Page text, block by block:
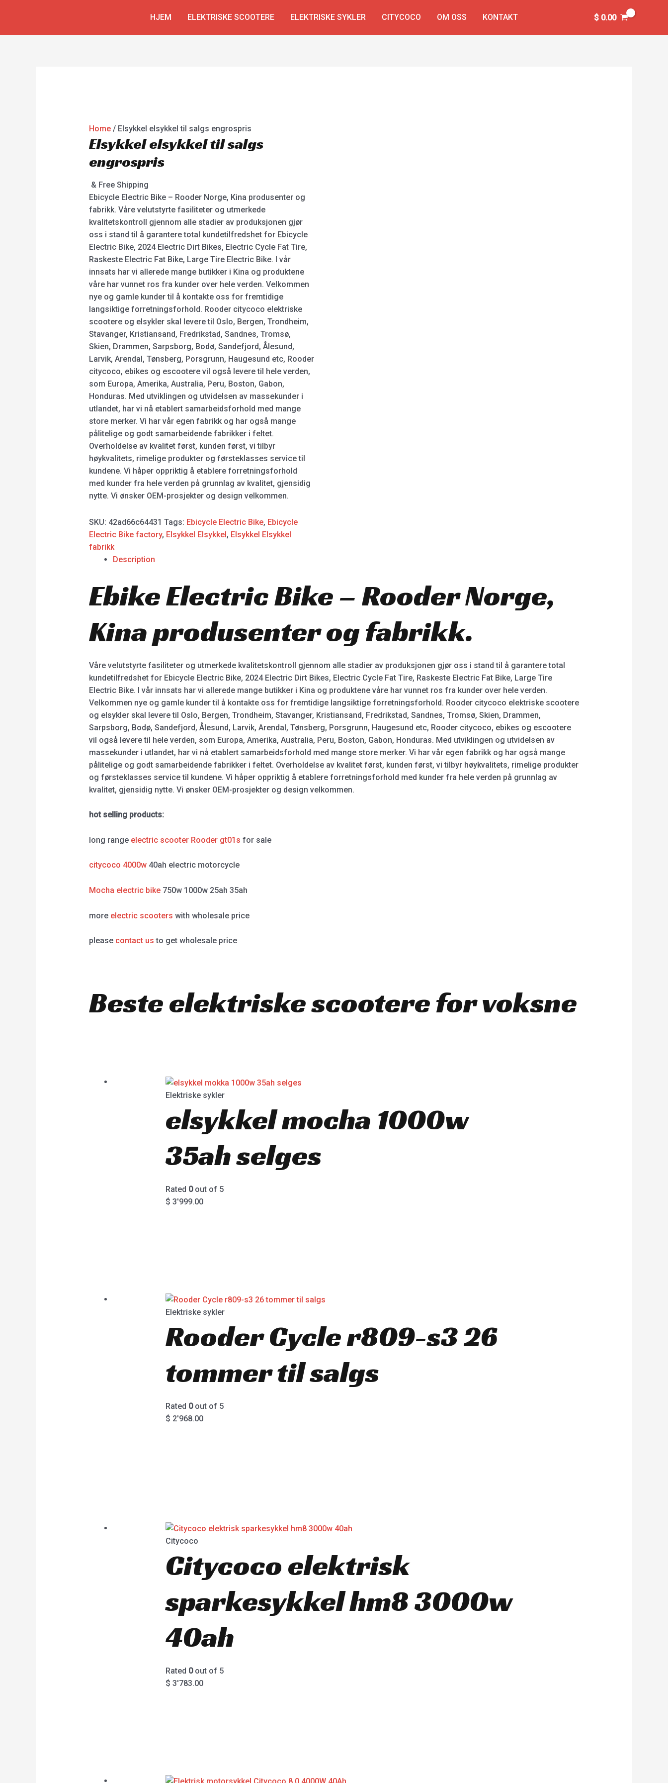
HJEM ELEKTRISKE SCOOTERE ELEKTRISKE SYKLER CITYCOCO OM OSS KONTAKT $0.00
Home/ Elsykkel elsykkel til salgs engrospris
Elsykkel elsykkel til salgs
engrospris
& Free Shipping
Ebicycle Electric Bike – Rooder Norge, Kina produsenter og
fabrikk. Våre velutstyrte fasiliteter og utmerkede
kvalitetskontroll gjennom alle stadier av produksjonen gjør
oss i stand til å garantere total kundetilfredshet for Ebicycle
Electric Bike, 2024 Electric Dirt Bikes, Electric Cycle Fat Tire,
Raskeste Electric Fat Bike, Large Tire Electric Bike. I vår
innsats har vi allerede mange butikker i Kina og produktene
våre har vunnet ros fra kunder over hele verden. Velkommen
nye og gamle kunder til å kontakte oss for fremtidige
langsiktige forretningsforhold. Rooder citycoco elektriske
scootere og elsykler skal levere til Oslo, Bergen, Trondheim,
Stavanger, Kristiansand, Fredrikstad, Sandnes, Tromsø,
Skien, Drammen, Sarpsborg, Bodø, Sandefjord, Ålesund,
Larvik, Arendal, Tønsberg, Porsgrunn, Haugesund etc, Rooder
citycoco, ebikes og escootere vil også levere til hele verden,
som Europa, Amerika, Australia, Peru, Boston, Gabon,
Honduras. Med utviklingen og utvidelsen av massekunder i
utlandet, har vi nå etablert samarbeidsforhold med mange
store merker. Vi har vår egen fabrikk og har også mange
pålitelige og godt samarbeidende fabrikker i feltet.
Overholdelse av kvalitet først, kunden først, vi tilbyr
høykvalitets, rimelige produkter og førsteklasses service til
kundene. Vi håper oppriktig å etablere forretningsforhold
med kunder fra hele verden på grunnlag av kvalitet, gjensidig
nytte. Vi ønsker OEM-prosjekter og design velkommen.
SKU: 42ad66c64431 Tags: Ebicycle Electric Bike, Ebicycle
Electric Bike factory, Elsykkel Elsykkel, Elsykkel Elsykkel
fabrikk
Description
Ebike Electric Bike – Rooder Norge,
Kina produsenter og fabrikk.
Våre velutstyrte fasiliteter og utmerkede kvalitetskontroll gjennom alle stadier av produksjonen gjør oss i stand til å garantere total
kundetilfredshet for Ebicycle Electric Bike, 2024 Electric Dirt Bikes, Electric Cycle Fat Tire, Raskeste Electric Fat Bike, Large Tire
Electric Bike. I vår innsats har vi allerede mange butikker i Kina og produktene våre har vunnet ros fra kunder over hele verden.
Velkommen nye og gamle kunder til å kontakte oss for fremtidige langsiktige forretningsforhold. Rooder citycoco elektriske scootere
og elsykler skal levere til Oslo, Bergen, Trondheim, Stavanger, Kristiansand, Fredrikstad, Sandnes, Tromsø, Skien, Drammen,
Sarpsborg, Bodø, Sandefjord, Ålesund, Larvik, Arendal, Tønsberg, Porsgrunn, Haugesund etc, Rooder citycoco, ebikes og escootere
vil også levere til hele verden, som Europa, Amerika, Australia, Peru, Boston, Gabon, Honduras. Med utviklingen og utvidelsen av
massekunder i utlandet, har vi nå etablert samarbeidsforhold med mange store merker. Vi har vår egen fabrikk og har også mange
pålitelige og godt samarbeidende fabrikker i feltet. Overholdelse av kvalitet først, kunden først, vi tilbyr høykvalitets, rimelige produkter
og førsteklasses service til kundene. Vi håper oppriktig å etablere forretningsforhold med kunder fra hele verden på grunnlag av
kvalitet, gjensidig nytte. Vi ønsker OEM-prosjekter og design velkommen.
hot selling products:
long range electric scooter Rooder gt01s for sale
citycoco 4000w40ah electric motorcycle
Mocha electric bike750w 1000w 25ah 35ah
more electric scooters with wholesale price
please contact us to get wholesale price
Beste elektriske scootere for voksne
Elektriske sykler
elsykkel mocha 1000w
35ah selges
Rated 0out of 5
$ 3'999.00
Elektriske sykler
Rooder Cycle r809-s3 26
tommer til salgs
Rated 0out of 5
$ 2'968.00
Citycoco
Citycoco elektrisk
sparkesykkel hm8 3000w
40ah
Rated 0out of 5
$ 3'783.00